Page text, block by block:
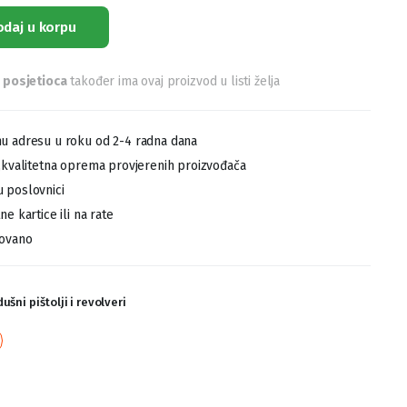
u korpu
posjetiocatakođer ima ovaj proizvod u listi želja
adresu u roku od 2-4 radna dana
oprema provjerenih proizvođača
poslovnici
kartice ili na rate
pištolji i revolveri